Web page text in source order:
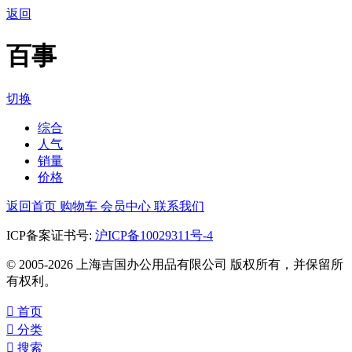
返回
百事
切换
综合
人气
销量
价格
返回首页 购物车 会员中心 联系我们
ICP备案证书号: 沪ICP备10029311号-4
© 2005-2026 上海吉国办公用品有限公司 版权所有，并保留所
有权利。
 首页
 分类
 搜索